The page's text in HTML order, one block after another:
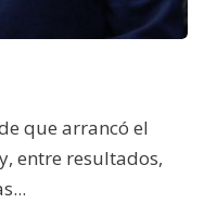
que arrancó el
entre resultados,